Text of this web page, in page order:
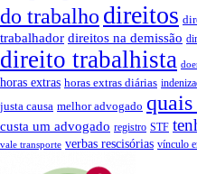
do trabalho direitos
trabalhador direitos na demissão
direito trabalhista
horas extras horas extras diárias
justa causa melhor advogado
custa um advogado registro STF
vale transporte verbas rescisórias vínculo